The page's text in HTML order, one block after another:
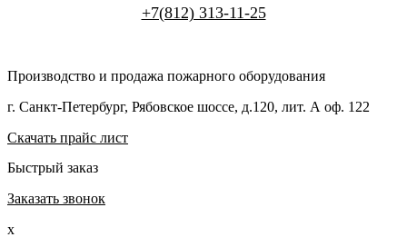
+7(812) 313-11-25
Производство и продажа пожарного оборудования
г. Санкт-Петербург, Рябовское шоссе, д.120, лит. А оф. 122
Скачать прайс лист
Быстрый заказ
Заказать звонок
x